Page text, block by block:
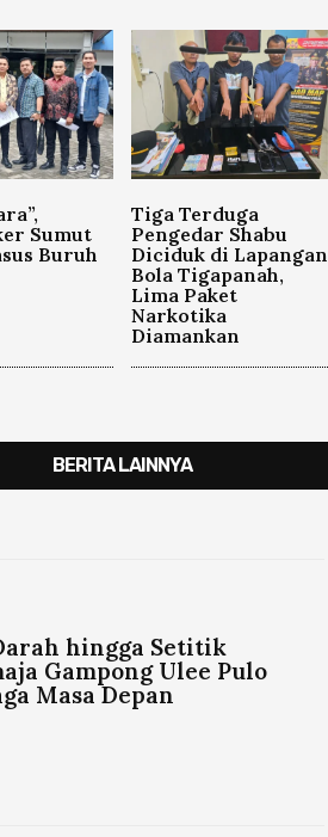
Sumut
Buruh
Tiga Terduga
Pengedar Shabu
Diciduk di Lapangan
Bola Tigapanah,
Lima Paket
Narkotika
Diamankan
BERITA LAINNYA
hingga Setitik
Gampong Ulee Pulo
Masa Depan